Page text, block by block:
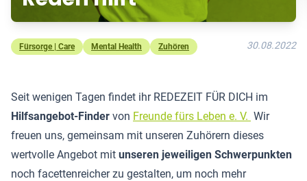
Fürsorge | Care Mental Health Zuhören 30.08.2022
Seit wenigen Tagen findet ihr REDEZEIT FÜR DICH im
Hilfsangebot-Finder von Freunde fürs Leben e. V. Wir
freuen uns, gemeinsam mit unseren Zuhörern dieses
wertvolle Angebot mit unseren jeweiligen Schwerpunkten
noch facettenreicher zu gestalten, um noch mehr